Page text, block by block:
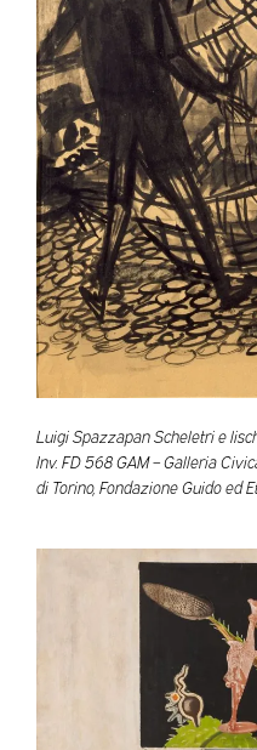
Luigi Spazzapan Scheletri e
Inv. FD 568 GAM – Galleria
di Torino, Fondazione Guido ed